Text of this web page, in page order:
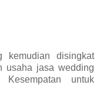
kemudian disingkat
usaha jasa wedding
untuk